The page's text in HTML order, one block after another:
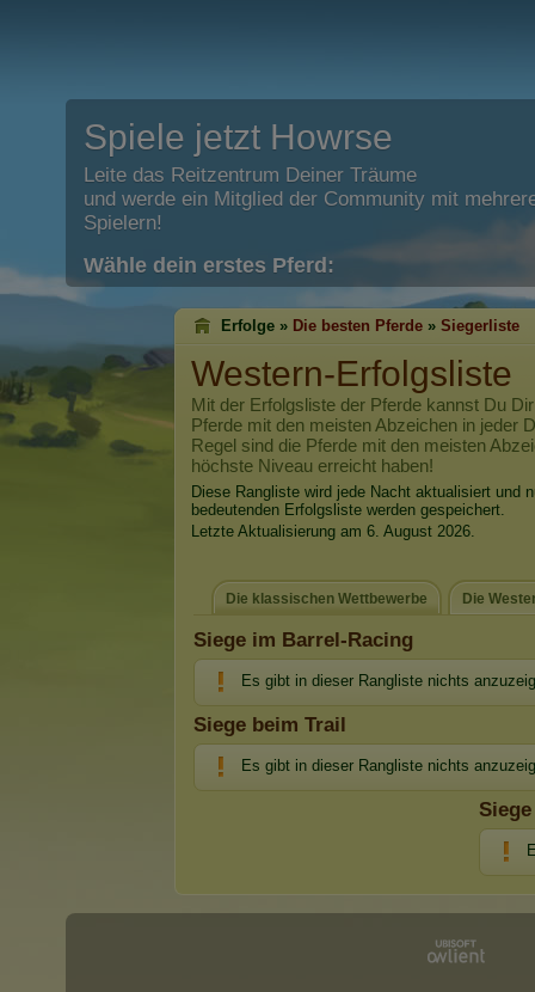
Spiele jetzt Howrse
Leite das Reitzentrum Deiner Träume
und werde ein Mitglied der Community mit
Spielern!
Wähle dein erstes Pferd:
Erfolge » Die besten Pferde » Siegerliste
Western-Erfolgsliste
Mit der Erfolgsliste der Pferde kannst Du
Pferde mit den meisten Abzeichen in jeder
Regel sind die Pferde mit den meisten
höchste Niveau erreicht haben!
Diese Rangliste wird jede Nacht aktualisiert und
bedeutenden Erfolgsliste werden gespeichert.
Letzte Aktualisierung am 6. August 2026.
Die klassischen Wettbewerbe Die
Siege im Barrel-Racing
Es gibt in dieser Rangliste nichts
Siege beim Trail
Es gibt in dieser Rangliste nichts